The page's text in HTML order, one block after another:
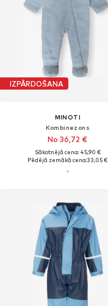
IZPĀRDOŠANA
MINOTI
Kombinezons
No 36,72 €
Sākotnējā cena: 45,90 €
Pēdējā zemākā cena:33,05 €